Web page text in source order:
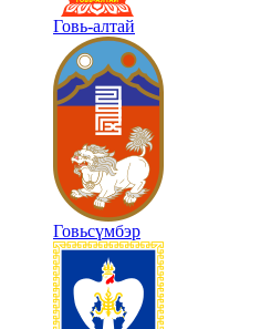
Говь-алтай
Говьсүмбэр